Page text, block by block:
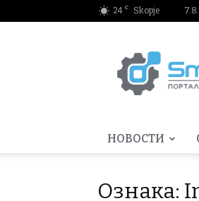
24 C Skopje
НОВОСТИ
Ознака: